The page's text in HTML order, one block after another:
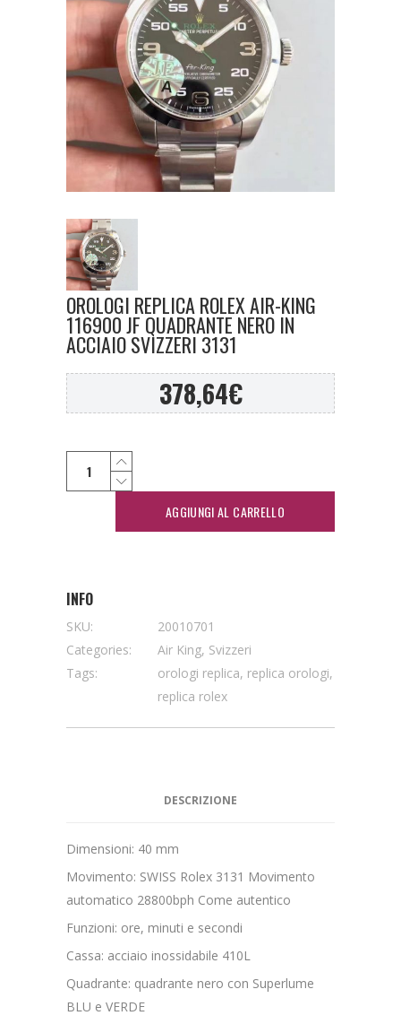
OROLOGI REPLICA ROLEX AIR-KING
116900 JF QUADRANTE NERO IN
ACCIAIO SVIZZERI 3131
378,64€
AGGIUNGI AL CARRELLO
INFO
SKU:
20010701
Categories:
Air King, Svizzeri
Tags:
orologi replica, replica orologi,
replica rolex
DESCRIZIONE
Dimensioni: 40 mm
Movimento: SWISS Rolex 3131 Movimento
automatico 28800bph Come autentico
Funzioni: ore, minuti e secondi
Cassa: acciaio inossidabile 410L
Quadrante: quadrante nero con Superlume
BLU e VERDE